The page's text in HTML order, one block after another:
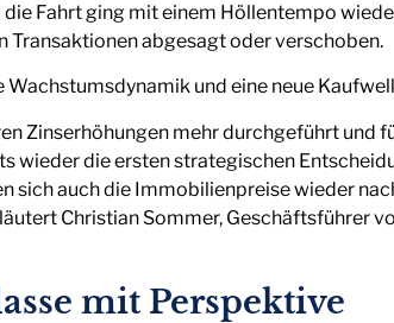
Fahrt ging mit einem Höllentempo
abgesagt oder verschoben.
und eine neue
Zinserhöhungen mehr durchgeführt und
wieder die ersten strategischen
sich auch die Immobilienpreise wieder
Christian Sommer, Geschäftsführer
mit Perspektive